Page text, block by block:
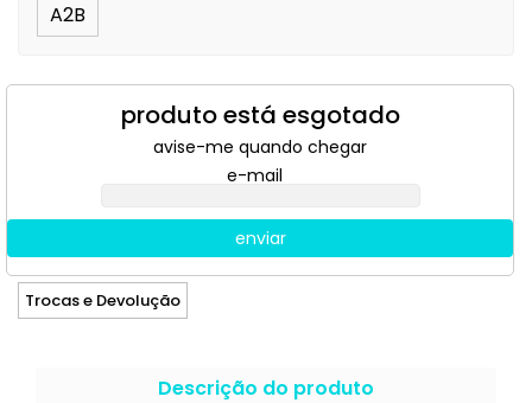
A2B
produto está esgotado
avise-me quando chegar
e-mail
enviar
Trocas e Devolução
Descrição do produto